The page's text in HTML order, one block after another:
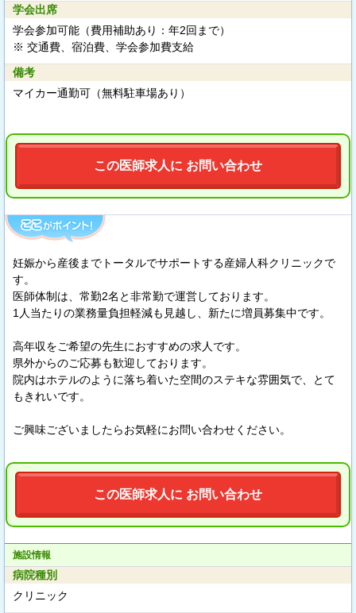
学会出席
学会参加可能（費用補助あり：年2回まで）
※ 交通費、宿泊費、学会参加費支給
備考
マイカー通勤可（無料駐車場あり）
この医師求人に お問い合わせ
妊娠から産後までトータルでサポートする産婦人科クリニックで
す。
医師体制は、常勤2名と非常勤で運営しております。
1人当たりの業務量負担軽減も見越し、新たに増員募集中です。
高年収をご希望の先生におすすめの求人です。
県外からのご応募も歓迎しております。
院内はホテルのように落ち着いた空間のステキな雰囲気で、とて
もきれいです。
ご興味ございましたらお気軽にお問い合わせください。
この医師求人に お問い合わせ
施設情報
病院種別
クリニック